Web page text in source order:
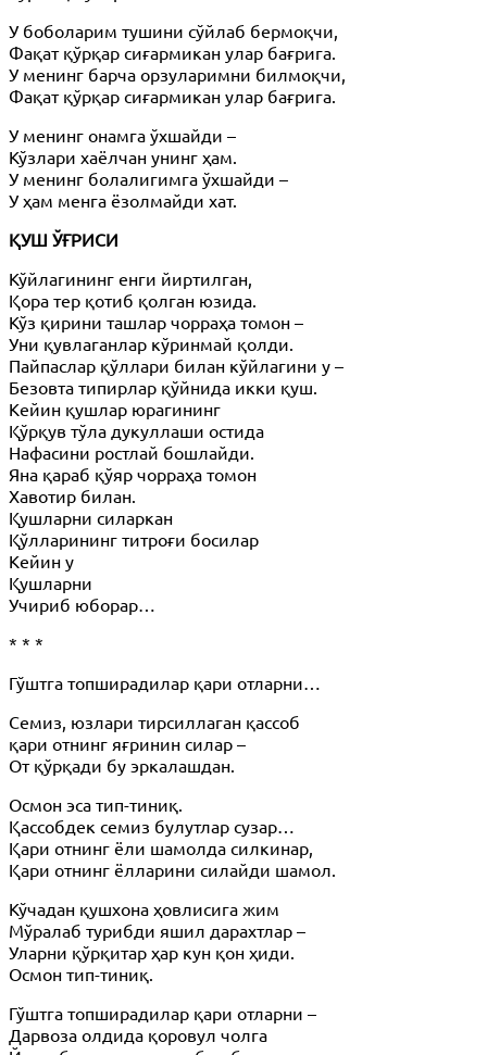
У боболарим тушини сўйлаб бермоқчи,
Фақат қўрқар сиғармикан улар бағрига.
У менинг барча орзуларимни билмоқчи,
Фақат қўрқар сиғармикан улар бағрига.
У менинг онамга ўхшайди –
Кўзлари хаёлчан унинг ҳам.
У менинг болалигимга ўхшайди –
У ҳам менга ёзолмайди хат.
ҚУШ ЎҒРИСИ
Кўйлагининг енги йиртилган,
Қора тер қотиб қолган юзида.
Кўз қирини ташлар чорраҳа томон –
Уни қувлаганлар кўринмай қолди.
Пайпаслар қўллари билан кўйлагини у –
Безовта типирлар қўйнида икки қуш.
Кейин қушлар юрагининг
Қўрқув тўла дукуллаши остида
Нафасини ростлай бошлайди.
Яна қараб қўяр чорраҳа томон
Хавотир билан.
Қушларни силаркан
Қўлларининг титроғи босилар
Кейин у
Қушларни
Учириб юборар…
* * *
Гўштга топширадилар қари отларни…
Семиз, юзлари тирсиллаган қассоб
қари отнинг яғринин силар –
От қўрқади бу эркалашдан.
Осмон эса тип-тиниқ.
Қассобдек семиз булутлар сузар…
Қари отнинг ёли шамолда силкинар,
Қари отнинг ёлларини силайди шамол.
Кўчадан қушхона ҳовлисига жим
Мўралаб турибди яшил дарахтлар –
Уларни қўрқитар ҳар кун қон ҳиди.
Осмон тип-тиниқ.
Гўштга топширадилар қари отларни –
Дарвоза олдида қоровул чолга